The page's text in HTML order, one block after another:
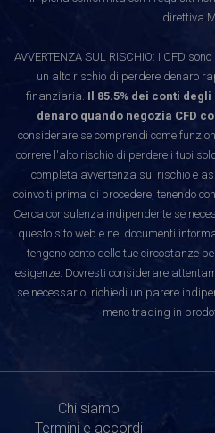
direttiva
AVVERTENZA SUL RISCHIO: I CFD
un alto rischio di perdere denaro
finanziaria. Il 85.5% dei conti
denaro quando negozia CFD
considerare se comprendi come
correre l'alto rischio di perdere i tuoi
completa avvertenza sul rischio e
coinvolti prima di procedere, tenendo
Cerca consulenza indipendente se
questo sito web e nei documenti
tengono conto delle tue circostanze
esigenze. Dovresti considerare
se necessario, richiedi un parere
meno trading in
Chi siamo
Termini e accordi